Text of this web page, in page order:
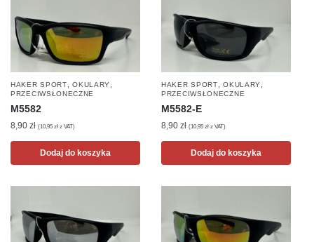
HAKER SPORT ,OKULARY
PRZECIWSŁONECZNE
M5582
8,90 zł (10,95 zł z VAT)
Dodaj do koszyka
HAKER SPORT ,OKULARY
PRZECIWSŁONECZNE
M5582-E
8,90zł (10,95zł z VAT)
Dodaj do koszyka